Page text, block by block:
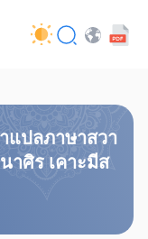
แปลภาษาสวา
ศิร เคาะมีส